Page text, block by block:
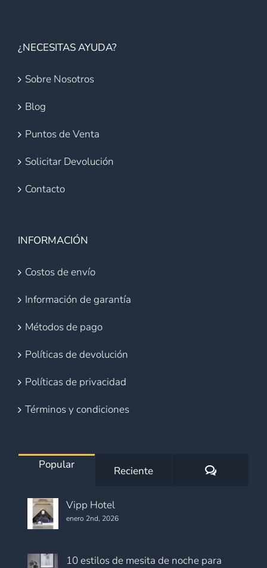
¿NECESITAS AYUDA?
Sobre Nosotros
Blog
Puntos de Venta
Solicitar Devolución
Contacto
INFORMACIÓN
Costos de envío
Información de garantía
Métodos de pago
Políticas de devolución
Políticas de privacidad
Términos y condiciones
Popular Reciente
Vipp Hotel
enero 2nd, 2026
10 estilos de mesita de noche para